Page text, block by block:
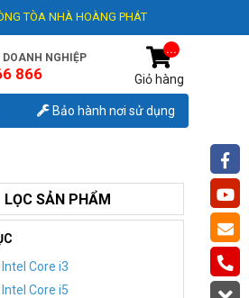
TÒA NHÀ HOÀNG PHÁT
NGHIỆP
866
...
Giỏ hàng
Bảo hành nơi sử dụng
LỌC SẢN PHẨM
Intel Core i3
Intel Core i5